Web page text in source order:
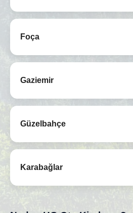
Foça
Gaziemir
Güzelbahçe
Karabağlar